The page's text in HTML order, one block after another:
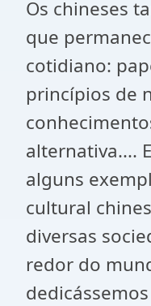
Os chineses
que
cotidiano:
princípios de
alternativa....
alguns
cultural
diversas
redor do